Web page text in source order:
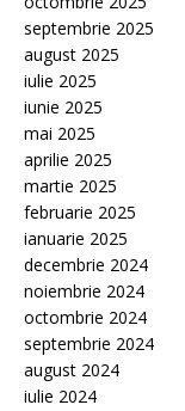
septembrie 2025
august 2025
iulie 2025
iunie 2025
mai 2025
aprilie 2025
martie 2025
februarie 2025
ianuarie 2025
decembrie 2024
noiembrie 2024
octombrie 2024
septembrie 2024
august 2024
iulie 2024